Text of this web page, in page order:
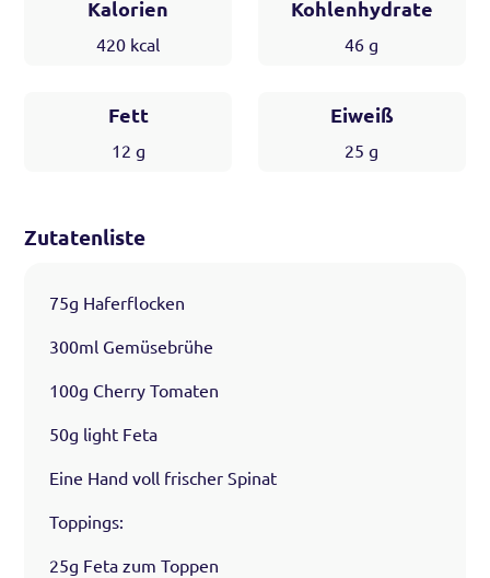
Kalorien
420 kcal
Kohlenhydrate
46 g
Fett
12 g
Eiweiß
25 g
Zutatenliste
75g Haferflocken
300ml Gemüsebrühe
100g Cherry Tomaten
50g light Feta
Eine Hand voll frischer Spinat
Toppings:
25g Feta zum Toppen